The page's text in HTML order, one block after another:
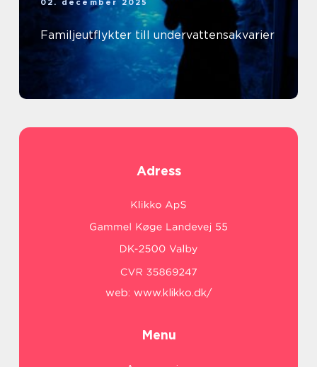
02. december 2025
Familjeutflykter till undervattensakvarier
Adress
web: www.klikko.dk/
Menu